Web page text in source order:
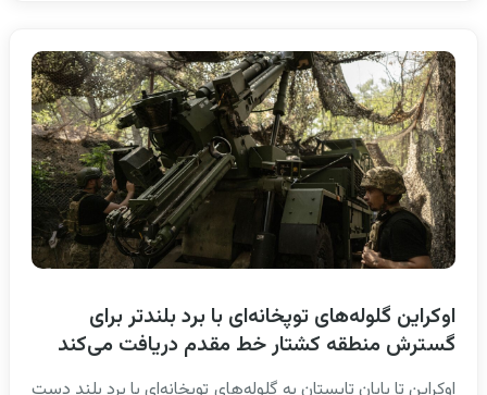
اوکراین گلوله‌های توپخانه‌ای با برد بلندتر برای
گسترش منطقه کشتار خط مقدم دریافت می‌کند